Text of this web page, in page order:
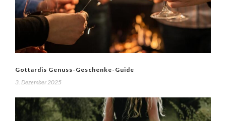
Gottardis Genuss-Geschenke-Guide
3. Dezember 2025